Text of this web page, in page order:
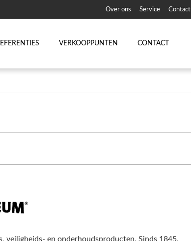
Over ons Service Contact
VERKOOPPUNTEN CONTACT
veiligheids- en onderhoudsproducten. Sinds 1845.